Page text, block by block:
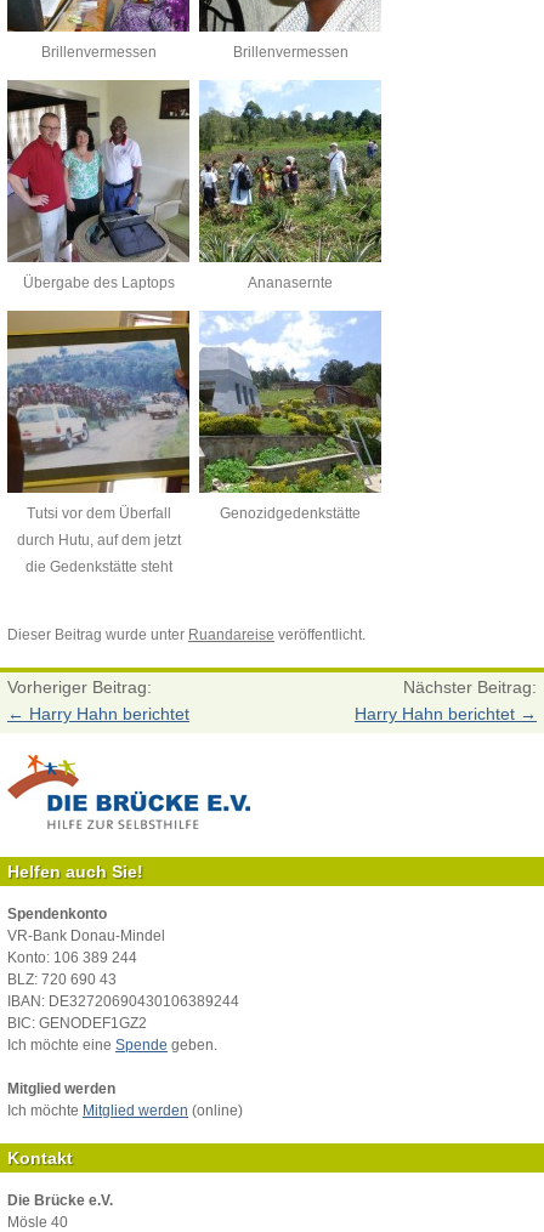
Brillenvermessen Brillenvermessen
Übergabe des Laptops Ananasernte
Tutsi vor dem Überfall
durch Hutu, auf dem jetzt
die Gedenkstätte steht
Genozidgedenkstätte
Dieser Beitrag wurde unter Ruandareise veröffentlicht.
Vorheriger Beitrag:
← Harry Hahn berichtet
Nächster Beitrag:
Harry Hahn berichtet →
Helfen auch Sie!
Spendenkonto
VR-Bank Donau-Mindel
Konto: 106 389 244
BLZ: 720 690 43
IBAN: DE32720690430106389244
BIC: GENODEF1GZ2
Ich möchte eine Spende geben.
Mitglied werden
Ich möchte Mitglied werden (online)
Kontakt
Die Brücke e.V.
Mösle 40